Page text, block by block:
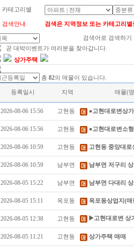
카테고리별
검색안내
검색은 지역정보 또는 카테고리
검색어로 검색하기
곧 대박이벤트가 여러분을 찾아갑니다.
상가주택
총 82의 매물이 있습니다.
등록일시 지역 매물(
2026-08-06 15:56 고현동 ●고현대로변상
2026-08-06 15:56 고현동 ●고현대로변소
2026-08-06 10:59 고현동 고현동 중앙대로
2026-08-06 10:59 남부면 남부면 저구리
2026-08-05 15:22 남부면 남부면 다대리
2026-08-05 15:11 옥포동 옥포동상업지(
2026-08-05 12:38 고현동 ▶️고현대로변 상
2026-08-05 11:21 고현동 상가주택 매매